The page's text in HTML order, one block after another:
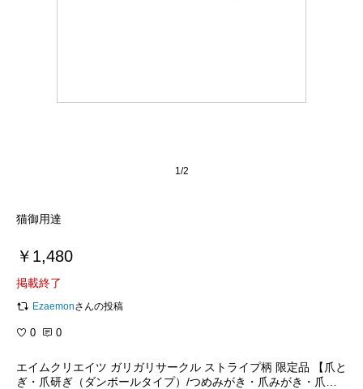
1/2
猫御用達
￥1,480
掲載終了
Ezaemonさんの投稿
0 0
エイムクリエイツ ガリガリサークル ストライプ柄 限定品 【爪と
ぎ・爪研ぎ（ダンボールタイプ）/つめみがき・爪みがき・爪磨